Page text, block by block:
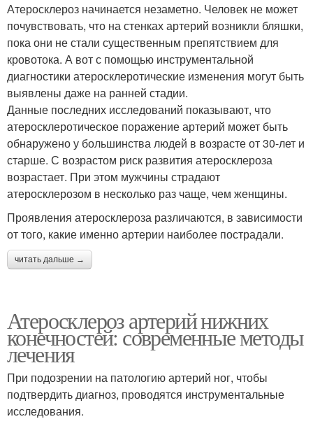
Атеросклероз начинается незаметно. Человек не может
почувствовать, что на стенках артерий возникли бляшки,
пока они не стали существенным препятствием для
кровотока. А вот с помощью инструментальной
диагностики атеросклеротические изменения могут быть
выявлены даже на ранней стадии.
Данные последних исследований показывают, что
атеросклеротическое поражение артерий может быть
обнаружено у большинства людей в возрасте от 30-лет и
старше. С возрастом риск развития атеросклероза
возрастает. При этом мужчины страдают
атеросклерозом в несколько раз чаще, чем женщины.
Проявления атеросклероза различаются, в зависимости
от того, какие именно артерии наиболее пострадали.
читать дальше →
Атеросклероз артерий нижних
конечностей: современные методы
лечения
При подозрении на патологию артерий ног, чтобы
подтвердить диагноз, проводятся инструментальные
исследования.